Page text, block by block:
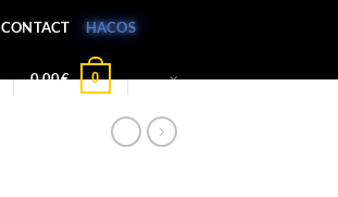
CONTACT HACOS
0,00€ 0